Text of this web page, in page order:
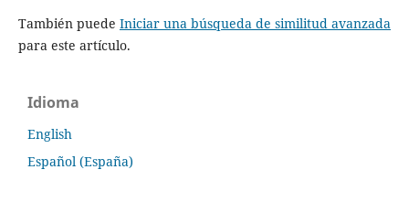
También puede Iniciar una búsqueda de similitud avanzada
para este artículo.
Idioma
English
Español (España)